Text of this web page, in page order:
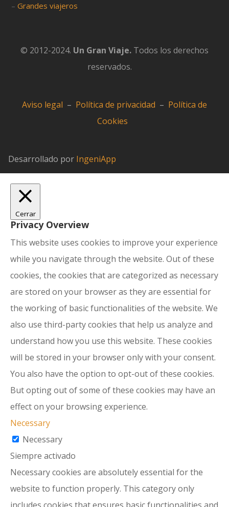
–Grandes viajeros
© 2012-2024. Un Gran Viaje. Todos los derechos
reservados.
Aviso legal – Política de privacidad – Política de
Cookies
Desarrollado por IngeniApp
Cerrar
Privacy Overview
This website uses cookies to improve your experience
while you navigate through the website. Out of these
cookies, the cookies that are categorized as necessary
are stored on your browser as they are essential for
the working of basic functionalities of the website. We
also use third-party cookies that help us analyze and
understand how you use this website. These cookies
will be stored in your browser only with your consent.
You also have the option to opt-out of these cookies.
But opting out of some of these cookies may have an
effect on your browsing experience.
Necessary
Necessary
Siempre activado
Necessary cookies are absolutely essential for the
website to function properly. This category only